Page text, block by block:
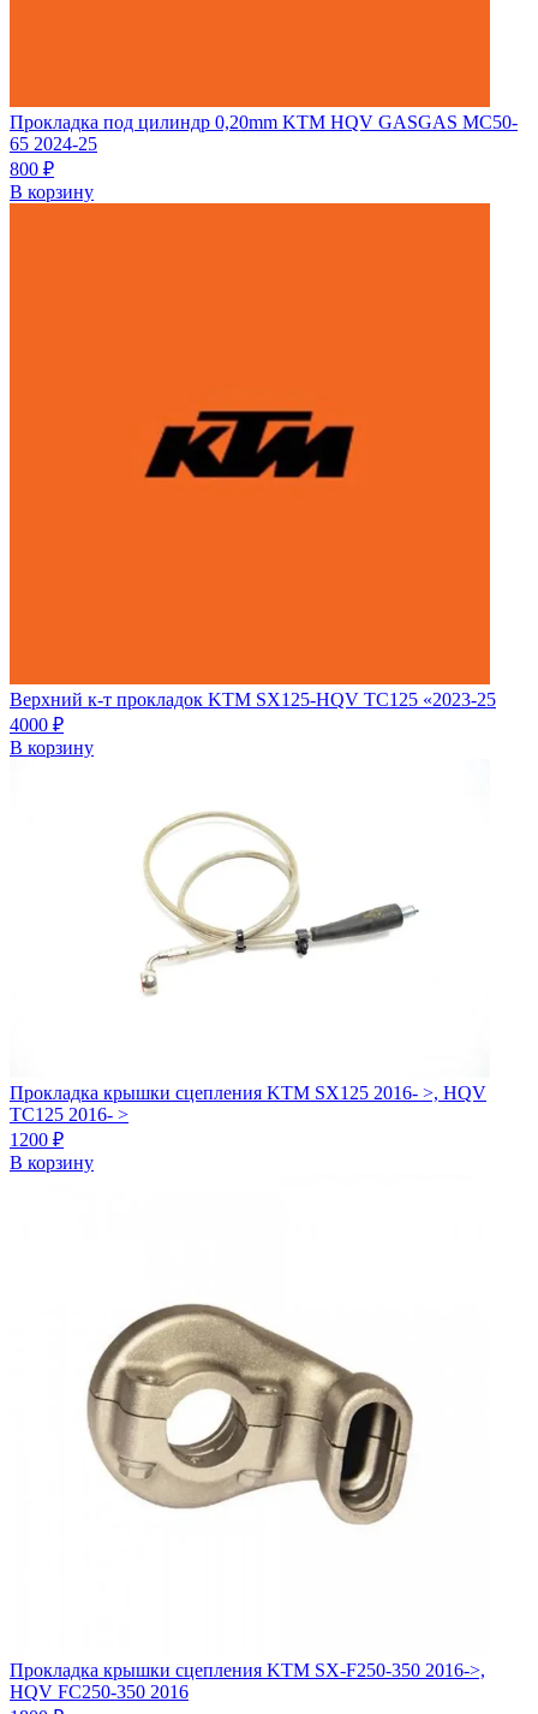
Прокладка под цилиндр 0,20mm KTM HQV GASGAS MC50-
65 2024-25
800 ₽
В корзину
Верхний к-т прокладок KTM SX125-HQV TC125 «2023-25
4000 ₽
В корзину
Прокладка крышки сцепления KTM SX125 2016- >, HQV
TC125 2016- >
1200 ₽
В корзину
Прокладка крышки сцепления KTM SX-F250-350 2016->,
HQV FC250-350 2016